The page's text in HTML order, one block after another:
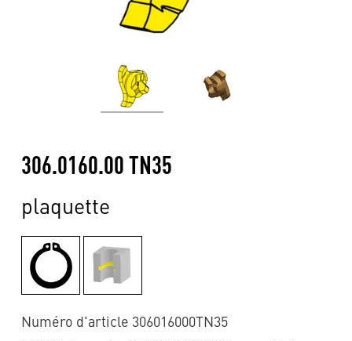
306.0160.00 TN35
plaquette
Numéro d'article 306016000TN35